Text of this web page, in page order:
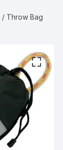
/ Throw Bag